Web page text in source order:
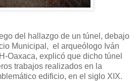
del hallazgo de un túnel, debajo
Municipal, el arqueólogo Iván
Oaxaca, explicó que dicho túnel
trabajos realizados en la
edificio, en el siglo XIX.